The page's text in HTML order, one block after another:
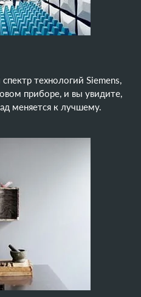
технологий Siemens,
приборе, и вы увидите,
меняется к лучшему.